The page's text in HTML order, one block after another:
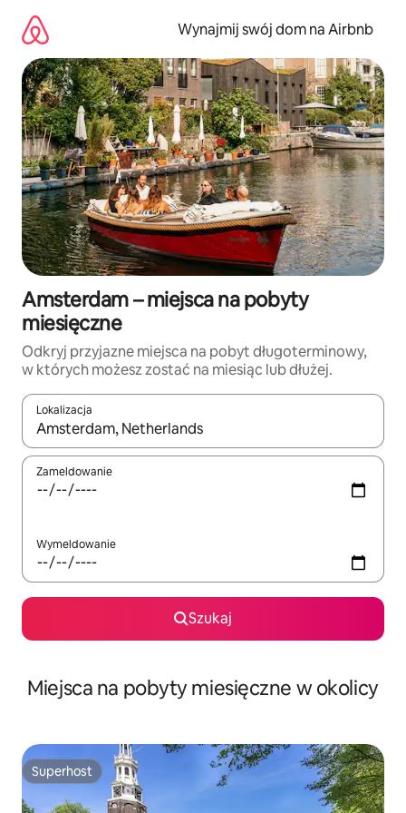
treści
Wynajmij swój dom na Airbnb
Amsterdam – miejsca na pobyty
miesięczne
Odkryj przyjazne miejsca na pobyt długoterminowy,
w których możesz zostać na miesiąc lub dłużej.
Lokalizacja
Gdy wyniki będą dostępne, możesz poruszać się po nich za
Zameldowanie
Wymeldowanie
Szukaj
Miejsca na pobyty miesięczne w okolicy
Superhost
Superhost